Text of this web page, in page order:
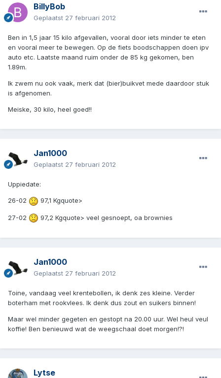
BillyBob
Geplaatst 27 februari 2012
Ben in 1,5 jaar 15 kilo afgevallen, vooral door iets minder te eten
en vooral meer te bewegen. Op de fiets boodschappen doen ipv
auto etc. Laatste maand ruim onder de 85 kg gekomen, ben
1.89m.
Ik zwem nu ook vaak, merk dat (bier)buikvet mede daardoor stuk
is afgenomen.
Meiske, 30 kilo, heel goed!!
Jan1000
Geplaatst 27 februari 2012
Uppiedate:
26-02 97,1 Kgquote>
27-02 97,2 Kgquote> veel gesnoept, oa brownies
Jan1000
Geplaatst 27 februari 2012
Toine, vandaag veel krentebollen, ik denk zes kleine. Verder
boterham met rookvlees. Ik denk dus zout en suikers binnen!
Maar wel minder gegeten en gestopt na 20.00 uur. Wel heul veul
koffie! Ben benieuwd wat de weegschaal doet morgen!?!
Lytse